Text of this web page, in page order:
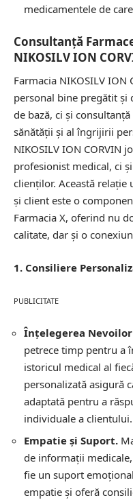
medicamentele de
Consultanță
NIKOSILV ION
Farmacia NIKOSILV ION
personal bine pregătit și
de bază, ci și
sănătății și al îngrijirii
NIKOSILV ION CORVIN
profesionist medical, ci
clienților. Această
și client este o
Farmacia X, oferind nu
calitate, dar și o
1. Consiliere
PUBLICITATE
Înțelegerea
petrece timp pentru a
istoricul medical al
personalizată asigură
adaptată pentru a
individuale a clientului.
Empatie și Suport.
de informații
fie un suport
empatie și oferă